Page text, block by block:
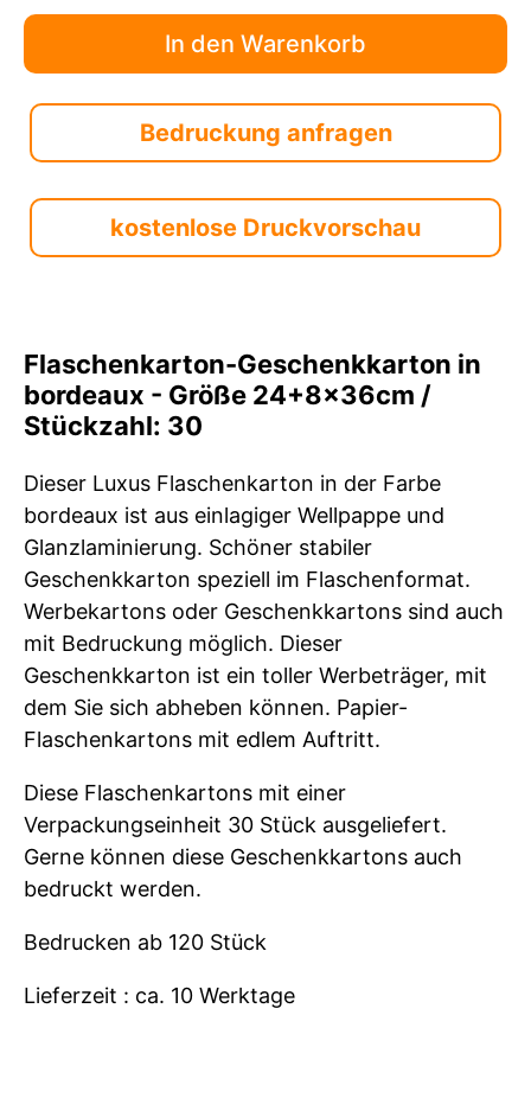
Bedruckung anfragen
kostenlose Druckvorschau
Flaschenkarton-Geschenkkarton in
bordeaux - Größe 24+8x36cm /
Stückzahl: 30
Dieser Luxus Flaschenkarton in der Farbe
bordeaux ist aus einlagiger Wellpappe und
Glanzlaminierung. Schöner stabiler
Geschenkkarton speziell im Flaschenformat.
Werbekartons oder Geschenkkartons sind auch
mit Bedruckung möglich. Dieser
Geschenkkarton ist ein toller Werbeträger, mit
dem Sie sich abheben können. Papier-
Flaschenkartons mit edlem Auftritt.
Diese Flaschenkartons mit einer
Verpackungseinheit 30 Stück ausgeliefert.
Gerne können diese Geschenkkartons auch
bedruckt werden.
Bedrucken ab 120 Stück
Lieferzeit : ca. 10 Werktage